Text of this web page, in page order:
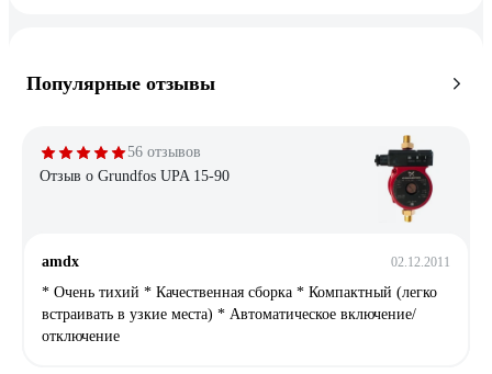
Популярные отзывы
56 отзывов
Отзыв о Grundfos UPA 15-90
amdx 02.12.2011
* Очень тихий * Качественная сборка * Компактный (легко
встраивать в узкие места) * Автоматическое включение/
отключение